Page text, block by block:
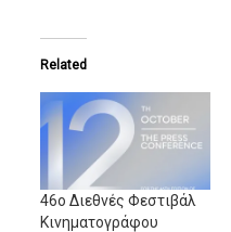
Related
46ο Διεθνές Φεστιβάλ
Κινηματογράφου